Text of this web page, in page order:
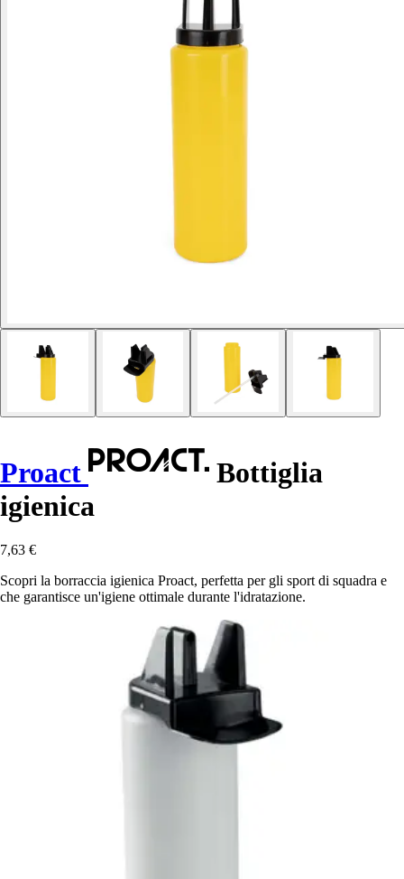
Proact
Bottiglia
igienica
7,63 €
Scopri la borraccia igienica Proact, perfetta per gli sport di squadra e
che garantisce un'igiene ottimale durante l'idratazione.